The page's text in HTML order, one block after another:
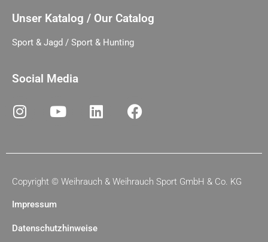
Unser Katalog / Our Catalog
Sport & Jagd / Sport & Hunting
Social Media
Copyright © Weihrauch & Weihrauch Sport GmbH & Co. KG
Impressum
Datenschutzhinweise